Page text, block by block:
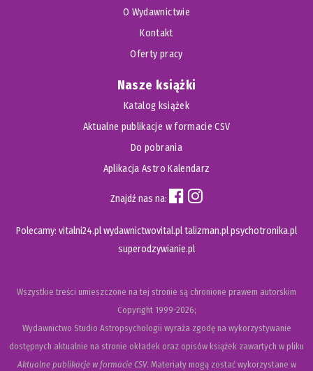
O Wydawnictwie
Kontakt
Oferty pracy
Nasze książki
Katalog książek
Aktualne publikacje w formacie CSV
Do pobrania
Aplikacja Astro Kalendarz
Znajdź nas na:
Polecamy: vitalni24.plwydawnictwovital.pltalizman.plpsychotronika.pl
superodzywianie.pl
Wszystkie treści umieszczone na tej stronie są chronione prawem autorskim
Copyright1999-2026;
Wydawnictwo Studio Astropsychologii wyraża zgodę na wykorzystywanie
dostępnych aktualnie na stronie okładek oraz opisów książek zawartych w pliku
Aktualne publikacje w formacie CSV. Materiały mogą zostać wykorzystane w